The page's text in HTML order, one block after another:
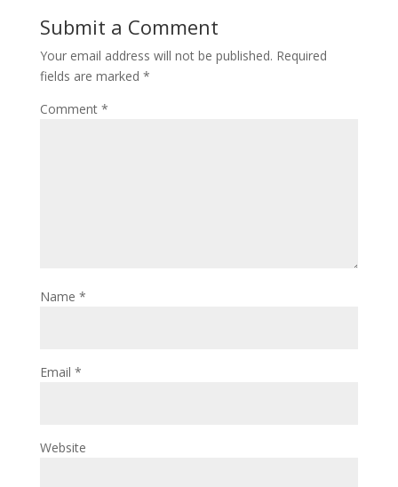
Submit a Comment
Your email address will not be published. Required
fields are marked *
Comment *
Name *
Email *
Website